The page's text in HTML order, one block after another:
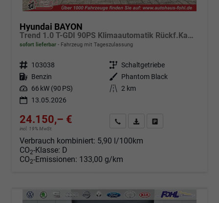
Hyundai BAYON
Trend 1.0 T-GDI 90PS Klimaautomatik Rückf.Kamera Parksensoren Sitzheizung Lenkradheizung Bluetooth Touchscreen Tempomat Apple CarPlay + Android Auto 16"LM
sofort lieferbar Fahrzeug mit Tageszulassung
Fahrzeugnr. 103038 Getriebe Schaltgetriebe
Kraftstoff Benzin Außenfarbe
Phantom Black
Leistung 66 kW (90 PS) Kilometerstand 2 km
13.05.2026
24.150,– €
incl. 19% MwSt.
Angebot anfordern
Fahrzeugexpose (PDF)
Verbrauch kombiniert: 5,90 l/100km
CO2-Klasse: D
CO2-Emissionen: 133,00 g/km